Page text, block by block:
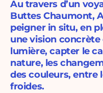
Au travers d’un
Buttes Chaumont,
peigner in situ, en
une vision concrète
lumière, capter le
nature, les
des couleurs, entre
froides.